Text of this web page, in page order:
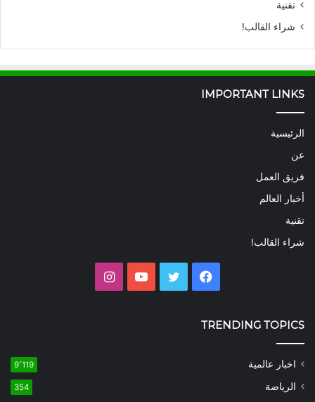
تقنية
شراء القالب!
IMPORTANT LINKS
الرئيسية
عن
فريق العمل
أخبار العالم
تقنية
شراء القالب!
فيسبوك تويتر يوتيوب
TRENDING TOPICS
اخبار عالمية 9٬119
الرياضة 354